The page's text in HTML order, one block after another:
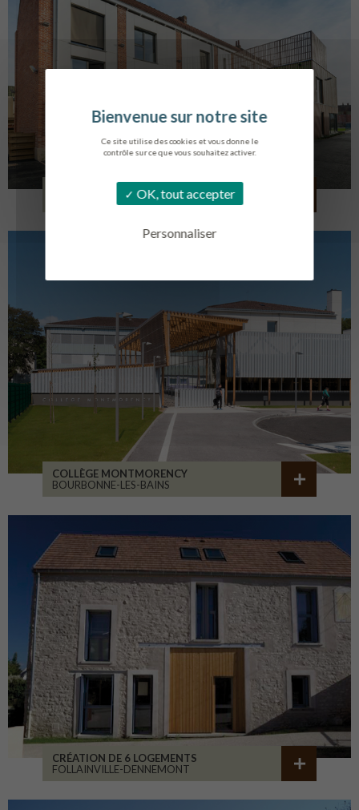
Ce site utilise des cookies et vous donne le
contrôle sur ce que vous souhaitez activer.
OK, tout accepter
Personnaliser
LOG. JEUNES TRAVAILLEURS
COLLÈGE MONTMORENCY
BOURBONNE-LES-BAINS
CRÉATION DE 6 LOGEMENTS
FOLLAINVILLE-DENNEMONT